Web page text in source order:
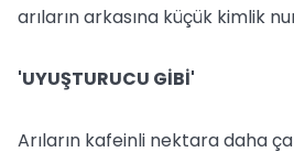
arıların arkasına küçük kimlik
'UYUŞTURUCU GİBİ'
Arıların kafeinli nektara daha